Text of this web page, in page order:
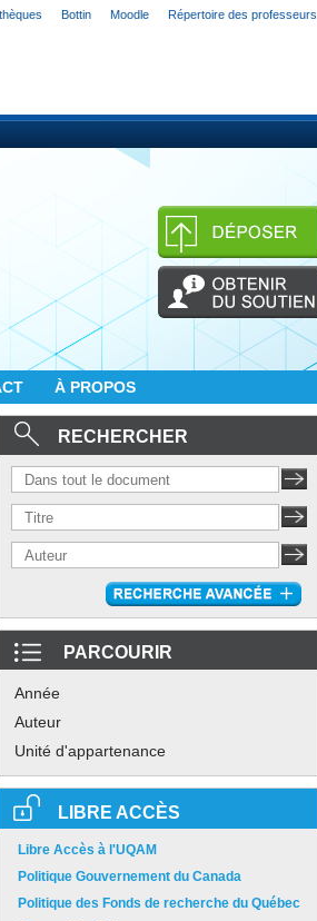
Bottin Moodle Répertoire des professeurs
À PROPOS
RECHERCHER
PARCOURIR
Année
Auteur
Unité d'appartenance
LIBRE ACCÈS
Libre Accès à l'UQAM
Politique Gouvernement du Canada
Politique des Fonds de recherche du Québec